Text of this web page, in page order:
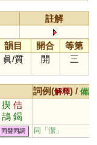
註解
韻目 開合
等第
眞/質 開 三
詞例(解釋) / 備註
揳 佶
鴶 鍻
同聲同調 同「潔 」